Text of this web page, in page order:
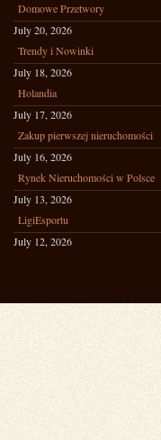
Domowe Przetwory
July 20, 2026
Trendy i Nowinki
July 18, 2026
Holandia
July 17, 2026
Zakup pierwszej nieruchomości
July 16, 2026
Rynek Nieruchomości w Polsce
July 13, 2026
LigiEsportu
July 12, 2026